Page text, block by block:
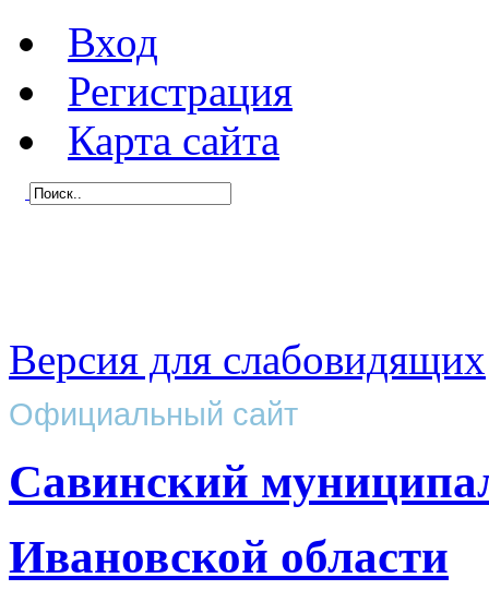
Вход
Регистрация
Карта сайта
Версия для слабовидящих
Официальный сайт
Савинский
Ивановской области